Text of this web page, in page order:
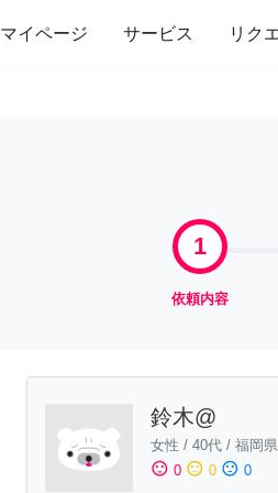
マイページ サービス リク
修理・組立 家事 引っ越し
1
依頼内容
鈴木@
女性 / 40代 / 福岡県
sentiment_satisfied 0 sentiment_neutral 0 sentiment_dissatisfied 0